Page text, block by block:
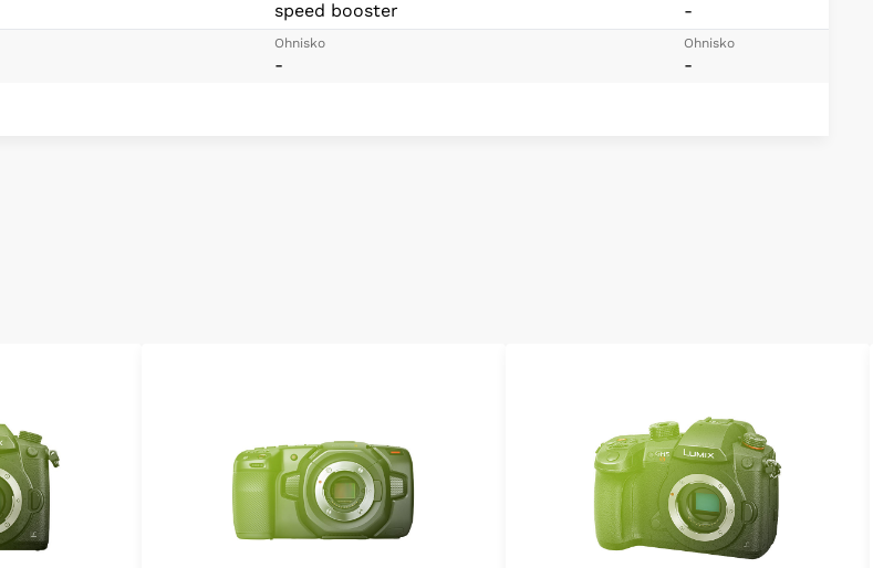
speed booster
Ohnisko
-
-
Ohnisko
-